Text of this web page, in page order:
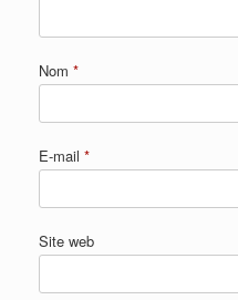
Nom *
E-mail *
Site web